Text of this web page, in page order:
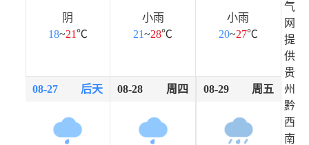
阴
18~21℃
小雨
21~28℃
小雨
20~27℃
08-27 后天 08-28 周四 08-29 周五
气
网
提
供
贵
州
黔
西
南